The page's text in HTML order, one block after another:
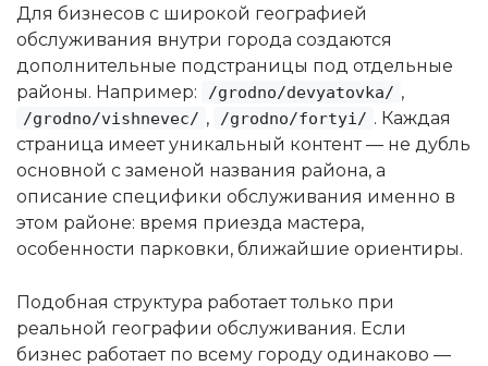
Для бизнесов с широкой географией
обслуживания внутри города создаются
дополнительные подстраницы под отдельные
районы. Например:
/grodno/devyatovka/ ,
/grodno/vishnevec/ , /grodno/fortyi/ . Каждая
страница имеет уникальный контент — не дубль
основной с заменой названия района, а
описание специфики обслуживания именно в
этом районе: время приезда мастера,
особенности парковки, ближайшие ориентиры.
Подобная структура работает только при
реальной географии обслуживания. Если
бизнес работает по всему городу одинаково —